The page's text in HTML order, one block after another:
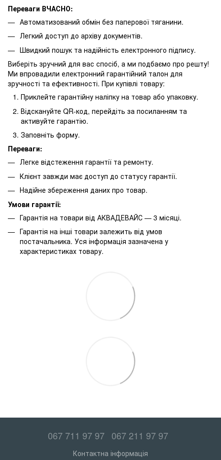
Переваги ВЧАСНО:
Автоматизований обмін без паперової тяганини.
Легкий доступ до архіву документів.
Швидкий пошук та надійність електронного підпису.
Виберіть зручний для вас спосіб, а ми подбаємо про решту!
Ми впровадили електронний гарантійний талон для
зручності та ефективності. При купівлі товару:
Приклейте гарантійну наліпку на товар або упаковку.
Відскануйте QR-код, перейдіть за посиланням та
активуйте гарантію.
Заповніть форму.
Переваги:
Легке відстеження гарантії та ремонту.
Клієнт завжди має доступ до статусу гарантії.
Надійне збереження даних про товар.
Умови гарантії:
Гарантія на товари від АКВАДЕВАЙС — 3 місяці.
Гарантія на інші товари залежить від умов
постачальника. Уся інформація зазначена у
характеристиках товару.
067 711 97 97 067 211 97 97
Контактна інформація